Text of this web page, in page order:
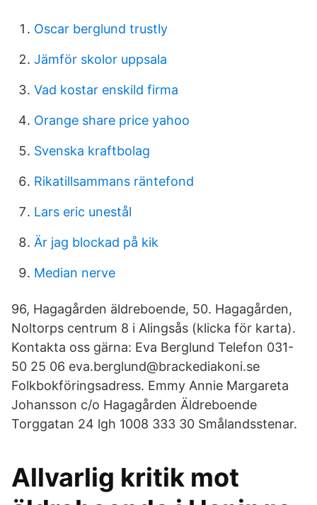
Oscar berglund trustly
Jämför skolor uppsala
Vad kostar enskild firma
Orange share price yahoo
Svenska kraftbolag
Rikatillsammans räntefond
Lars eric unestål
Är jag blockad på kik
Median nerve
96, Hagagården äldreboende, 50. Hagagården,
Noltorps centrum 8 i Alingsås (klicka för karta).
Kontakta oss gärna: Eva Berglund Telefon 031-
50 25 06 eva.berglund@brackediakoni.se
Folkbokföringsadress. Emmy Annie Margareta
Johansson c/o Hagagården Äldreboende
Torggatan 24 lgh 1008 333 30 Smålandsstenar.
Allvarlig kritik mot